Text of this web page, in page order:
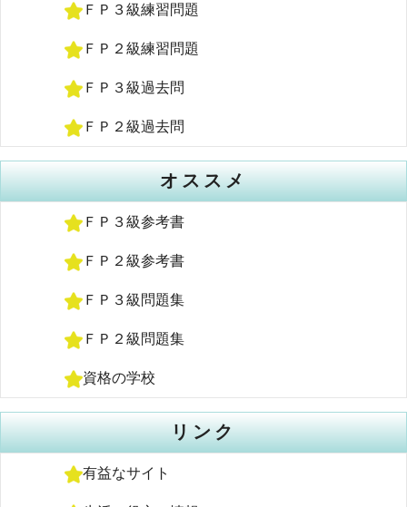
ＦＰ３級練習問題
ＦＰ２級練習問題
ＦＰ３級過去問
ＦＰ２級過去問
オススメ
ＦＰ３級参考書
ＦＰ２級参考書
ＦＰ３級問題集
ＦＰ２級問題集
資格の学校
リンク
有益なサイト